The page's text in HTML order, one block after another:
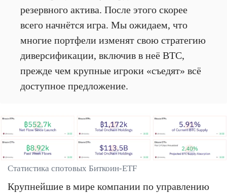
резервного актива. После этого скорее
всего начнётся игра. Мы ожидаем, что
многие портфели изменят свою стратегию
диверсификации, включив в неё BTC,
прежде чем крупные игроки «съедят» всё
доступное предложение.
Статистика спотовых Биткоин-ETF
Крупнейшие в мире компании по управлению